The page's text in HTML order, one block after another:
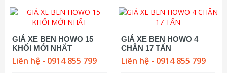
GIÁ XE BEN HOWO 15
KHỐI MỚI NHẤT
Liên hệ - 0914 855 799
GIÁ XE BEN HOWO 4
CHÂN 17 TẤN
Liên hệ - 0914 855 799